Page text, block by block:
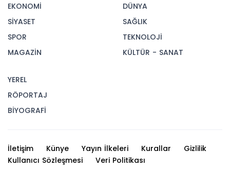
EKONOMİ
SİYASET
SPOR
MAGAZİN
DÜNYA
SAĞLIK
TEKNOLOJİ
KÜLTÜR - SANAT
YEREL
RÖPORTAJ
BİYOGRAFİ
İletişim Künye Yayın İlkeleri Kurallar
Gizlilik
Kullanıcı Sözleşmesi
Veri Politikası